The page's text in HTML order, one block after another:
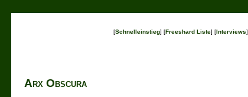
[Schnelleinstieg] [Freeshard Liste] [Interviews]
Arx Obscura